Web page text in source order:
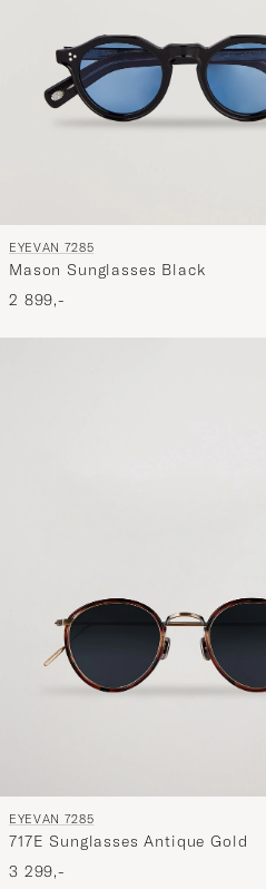
EYEVAN 7285
Mason Sunglasses Black
2 899,-
EYEVAN 7285
717E Sunglasses Antique Gold
3 299,-